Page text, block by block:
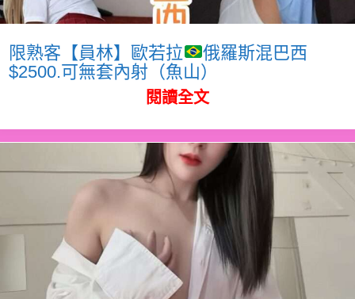
限熟客【員林】歐若拉
俄羅斯混巴西
$2500.可無套內射（魚山）
閱讀全文